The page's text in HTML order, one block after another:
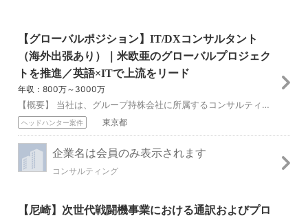
【グローバルポジション】IT/DXコンサルタント
（海外出張あり）｜米欧亜のグローバルプロジェク
トを推進／英語×ITで上流をリード
年収：800万～3000万
【概要】 当社は、グループ持株会社に所属するコンサルティングファームです。兄弟会社であるグループのシステム開発会社が有する技術的優位性（一気通貫のシステム／ソ...
ヘッドハンター案件 東京都
企業名は会員のみ表示されます
コンサルティング
【尼崎】次世代戦闘機事業における通訳およびプロ